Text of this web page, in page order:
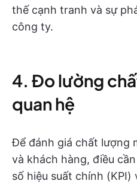
thế cạnh tranh và sự
công ty.
4. Đo lường
quan hệ
Để đánh giá chất lượng
và khách hàng, điều
số hiệu suất chính